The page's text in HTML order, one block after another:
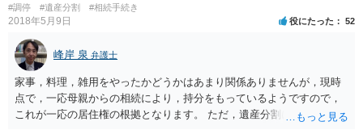
#調停 #遺産分割 #相続手続き
2018年5月9日 役にたった 52
峰岸 泉 弁護士
家事，料理，雑用をやったかどうかはあまり関係ありませんが，現時
点で，一応母親からの相続により，持分をもっているようですので，
これが一応の居住権の根拠となります。 ただ，遺産分割により，母の